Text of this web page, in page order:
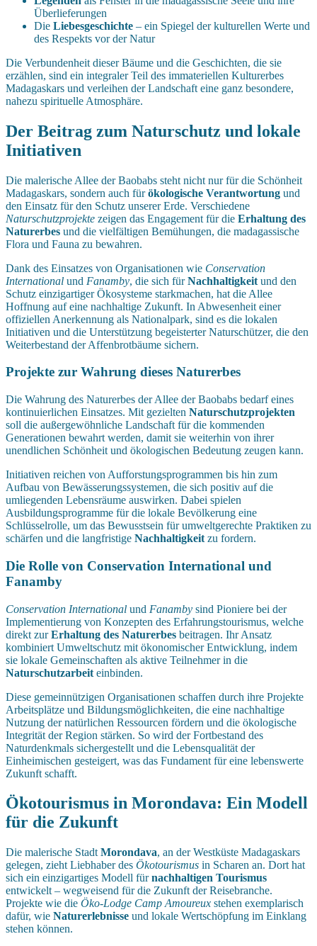
Überlieferungen
Die Liebesgeschichte – ein Spiegel der kulturellen Werte und
des Respekts vor der Natur
Die Verbundenheit dieser Bäume und die Geschichten, die sie
erzählen, sind ein integraler Teil des immateriellen Kulturerbes
Madagaskars und verleihen der Landschaft eine ganz besondere,
nahezu spirituelle Atmosphäre.
Der Beitrag zum Naturschutz und lokale
Initiativen
Die malerische Allee der Baobabs steht nicht nur für die Schönheit
Madagaskars, sondern auch fürökologische Verantwortung und
den Einsatz für den Schutz unserer Erde. Verschiedene
Naturschutzprojekte zeigen das Engagement für die Erhaltung des
Naturerbes und die vielfältigen Bemühungen, die madagassische
Flora und Fauna zu bewahren.
Dank des Einsatzes von Organisationen wie Conservation
International und Fanamby, die sich fürNachhaltigkeit und den
Schutz einzigartiger Ökosysteme starkmachen, hat die Allee
Hoffnung auf eine nachhaltige Zukunft. In Abwesenheit einer
offiziellen Anerkennung als Nationalpark, sind es die lokalen
Initiativen und die Unterstützung begeisterter Naturschützer, die den
Weiterbestand der Affenbrotbäume sichern.
Projekte zur Wahrung dieses Naturerbes
Die Wahrung des Naturerbes der Allee der Baobabs bedarf eines
kontinuierlichen Einsatzes. Mit gezielten Naturschutzprojekten
soll die außergewöhnliche Landschaft für die kommenden
Generationen bewahrt werden, damit sie weiterhin von ihrer
unendlichen Schönheit und ökologischen Bedeutung zeugen kann.
Initiativen reichen von Aufforstungsprogrammen bis hin zum
Aufbau von Bewässerungssystemen, die sich positiv auf die
umliegenden Lebensräume auswirken. Dabei spielen
Ausbildungsprogramme für die lokale Bevölkerung eine
Schlüsselrolle, um das Bewusstsein für umweltgerechte Praktiken zu
schärfen und die langfristige Nachhaltigkeit zu fordern.
Die Rolle von Conservation International und
Fanamby
Conservation International und Fanamby sind Pioniere bei der
Implementierung von Konzepten des Erfahrungstourismus, welche
direkt zurErhaltung des Naturerbes beitragen. Ihr Ansatz
kombiniert Umweltschutz mit ökonomischer Entwicklung, indem
sie lokale Gemeinschaften als aktive Teilnehmer in die
Naturschutzarbeit einbinden.
Diese gemeinnützigen Organisationen schaffen durch ihre Projekte
Arbeitsplätze und Bildungsmöglichkeiten, die eine nachhaltige
Nutzung der natürlichen Ressourcen fördern und die ökologische
Integrität der Region stärken. So wird der Fortbestand des
Naturdenkmals sichergestellt und die Lebensqualität der
Einheimischen gesteigert, was das Fundament für eine lebenswerte
Zukunft schafft.
Ökotourismus in Morondava: Ein Modell
für die Zukunft
Die malerische Stadt Morondava, an der Westküste Madagaskars
gelegen, zieht Liebhaber des Ökotourismus in Scharen an. Dort hat
sich ein einzigartiges Modell fürnachhaltigen Tourismus
entwickelt – wegweisend für die Zukunft der Reisebranche.
Projekte wie die Öko-Lodge Camp Amoureux stehen exemplarisch
dafür, wie Naturerlebnisse und lokale Wertschöpfung im Einklang
stehen können.